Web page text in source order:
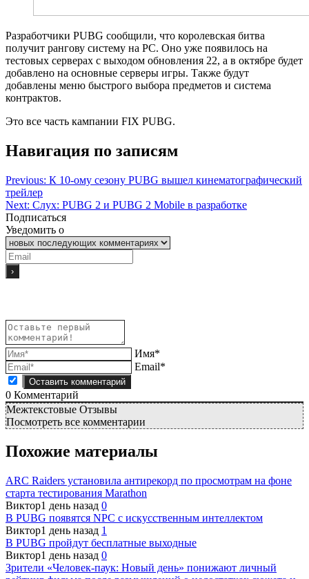
Разработчики PUBG сообщили, что королевская битва
получит рангову систему на PC. Оно уже появилось на
тестовых серверах с выходом обновления 22, а в октябре будет
добавлено на основные серверы игры. Также будут
добавлены меню быстрого выбора предметов и система
контрактов.
Это все часть кампании FIX PUBG.
Навигация по записям
Previous: К 10-ому сезону PUBG вышел кинематографический
трейлер
Next: Слух: PUBG 2 и PUBG 2 Mobile в разработке
Подписаться
Уведомить о
Имя*
Email*
0 Комментарий
Межтекстовые Отзывы
Посмотреть все комментарии
Похожие материалы
ARC Raiders установила антирекорд по просмотрам на фоне
старта тестирования Marathon
Виктор1 день назад 0
В PUBG появятся NPC с искусственным интеллектом
Виктор1 день назад 1
В PUBG пройдут бесплатные выходные
Виктор1 день назад 0
Зрители «Человек-паук: Новый день» понижают личный